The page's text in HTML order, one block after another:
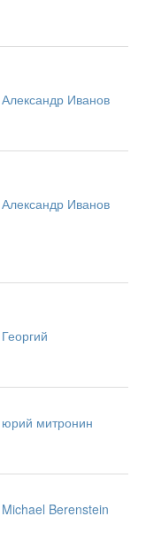
Александр Иванов
Александр Иванов
Георгий
юрий митронин
Michael Berenstein